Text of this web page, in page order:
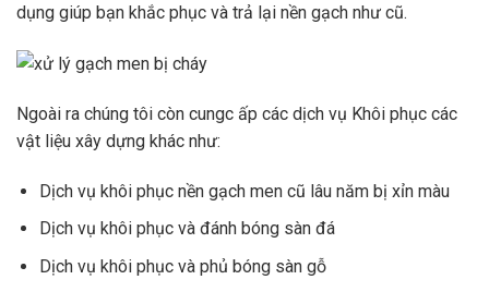
dụng giúp bạn khắc phục và trả lại nền gạch như cũ.
Ngoài ra chúng tôi còn cungc ấp các dịch vụ Khôi phục các
vật liệu xây dựng khác như:
Dịch vụ khôi phục nền gạch men cũ lâu năm bị xỉn màu
Dịch vụ khôi phục và đánh bóng sàn đá
Dịch vụ khôi phục và phủ bóng sàn gỗ